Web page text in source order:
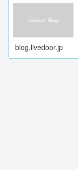
blog.livedoor.jp